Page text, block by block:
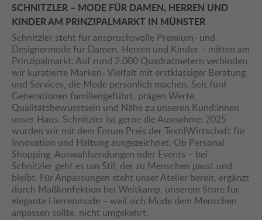
SCHNITZLER – MODE FÜR DAMEN, HERREN UND
KINDER AM PRINZIPALMARKT IN MÜNSTER
Schnitzler steht für anspruchsvolle Premium- und
Designermode für Damen, Herren und Kinder – mitten am
Prinzipalmarkt. Auf rund 2.000 Quadratmetern verbinden
wir kuratierte Marken- Vielfalt mit erstklassiger Beratung
und Services, die Mode persönlich machen. Seit fünf
Generationen familiengeführt, prägen Werte,
Qualitätsbewusstsein und Nähe zu unseren Kund:innen
unser Haus. Schnitzler ist gerne die Ausnahme: 2025
wurden wir mit dem Forum Preis der TextilWirtschaft für
Innovation und Haltung ausgezeichnet. Ob Personal
Shopping, Auswahlsendungen oder Events – bei
Schnitzler geht es um Stil, der zu Menschen passt und
bleibt. Für Anpassungen steht unser Atelier bereit, ergänzt
durch Maßkonfektion bei Weitkamp, unserem Store für
elegante Herrenmode – weil sich Mode dem Menschen
anpassen sollte, nicht umgekehrt.